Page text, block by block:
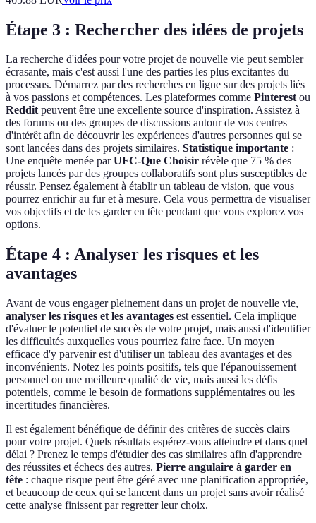
Étape 3 : Rechercher des idées de projets
La recherche d'idées pour votre projet de nouvelle vie peut sembler
écrasante, mais c'est aussi l'une des parties les plus excitantes du
processus. Démarrez par des recherches en ligne sur des projets liés
à vos passions et compétences. Les plateformes comme Pinterestou
Redditpeuvent être une excellente source d'inspiration. Assistez à
des forums ou des groupes de discussions autour de vos centres
d'intérêt afin de découvrir les expériences d'autres personnes qui se
sont lancées dans des projets similaires. Statistique importante :
Une enquête menée parUFC-Que Choisir révèle que 75 % des
projets lancés par des groupes collaboratifs sont plus susceptibles de
réussir. Pensez également à établir un tableau de vision, que vous
pourrez enrichir au fur et à mesure. Cela vous permettra de visualiser
vos objectifs et de les garder en tête pendant que vous explorez vos
options.
Étape 4 : Analyser les risques et les
avantages
Avant de vous engager pleinement dans un projet de nouvelle vie,
analyser les risques et les avantages est essentiel. Cela implique
d'évaluer le potentiel de succès de votre projet, mais aussi d'identifier
les difficultés auxquelles vous pourriez faire face. Un moyen
efficace d'y parvenir est d'utiliser un tableau des avantages et des
inconvénients. Notez les points positifs, tels que l'épanouissement
personnel ou une meilleure qualité de vie, mais aussi les défis
potentiels, comme le besoin de formations supplémentaires ou les
incertitudes financières.
Il est également bénéfique de définir des critères de succès clairs
pour votre projet. Quels résultats espérez-vous atteindre et dans quel
délai ? Prenez le temps d'étudier des cas similaires afin d'apprendre
des réussites et échecs des autres. Pierre angulaire à garder en
tête : chaque risque peut être géré avec une planification appropriée,
et beaucoup de ceux qui se lancent dans un projet sans avoir réalisé
cette analyse finissent par regretter leur choix.